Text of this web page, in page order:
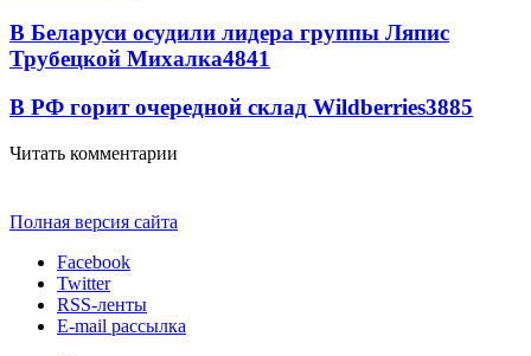
В Беларуси осудили лидера группы Ляпис
Трубецкой Михалка4841
В РФ горит очередной склад Wildberries3885
Читать комментарии
Полная версия сайта
Facebook
Twitter
RSS-ленты
E-mail рассылка